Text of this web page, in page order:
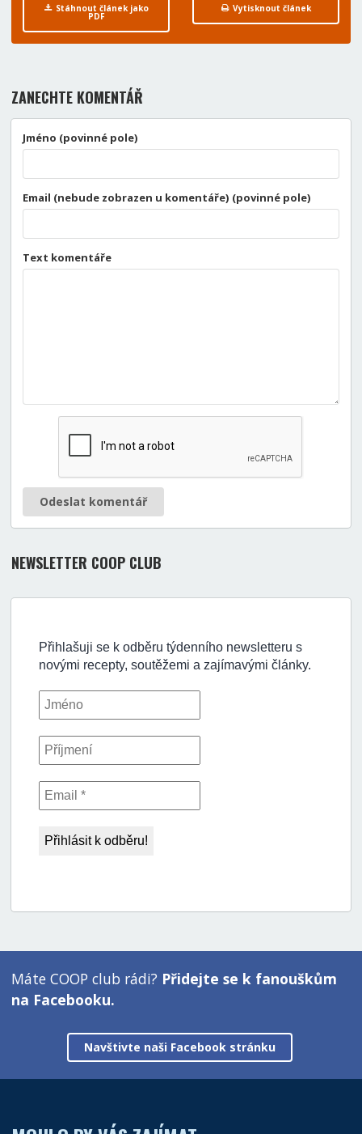
Stáhnout článek jako
PDF
Vytisknout článek
ZANECHTE KOMENTÁŘ
Jméno (povinné pole)
Email (nebude zobrazen u komentáře) (povinné pole)
Text komentáře
Odeslat komentář
NEWSLETTER COOP CLUB
Máte COOP club rádi? Přidejte se k fanouškům
na Facebooku.
Navštivte naši Facebook stránku